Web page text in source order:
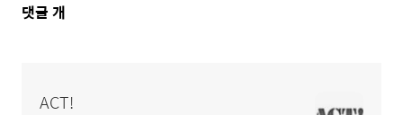
댓
댓글 개
ACT!